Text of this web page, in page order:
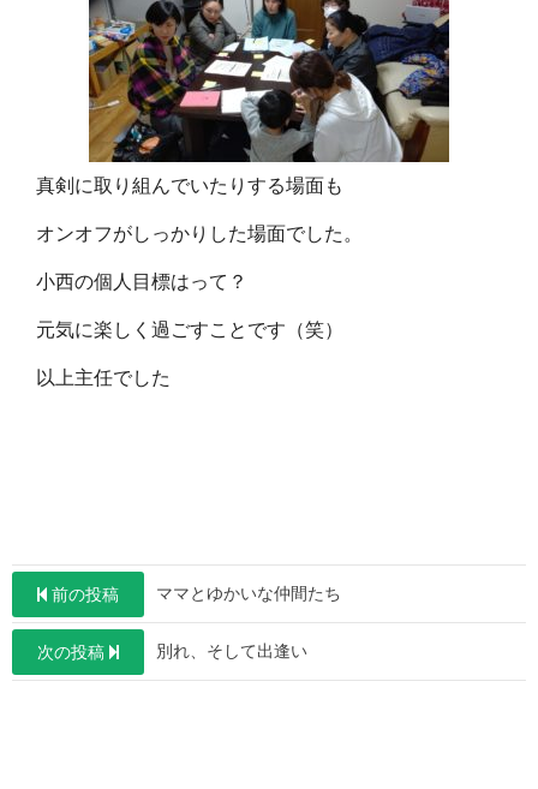
真剣に取り組んでいたりする場面も
オンオフがしっかりした場面でした。
小西の個人目標はって？
元気に楽しく過ごすことです（笑）
以上主任でした
投
稿
ナ
前の投稿 ママとゆかいな仲間たち
次の投稿 別れ、そして出逢い